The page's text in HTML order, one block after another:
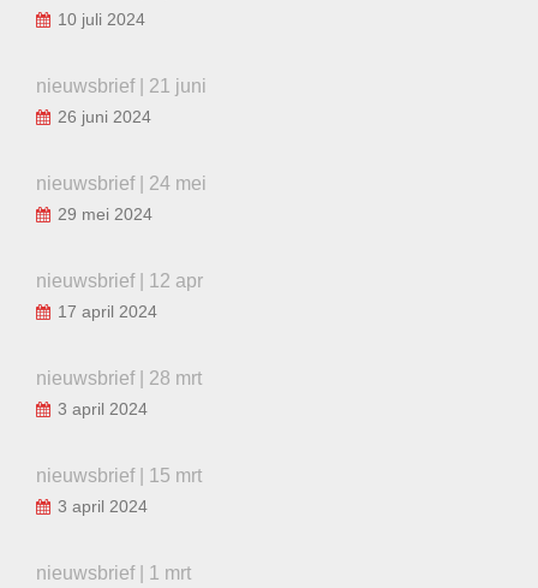
10 juli 2024
nieuwsbrief | 21 juni
26 juni 2024
nieuwsbrief | 24 mei
29 mei 2024
nieuwsbrief | 12 apr
17 april 2024
nieuwsbrief | 28 mrt
3 april 2024
nieuwsbrief | 15 mrt
3 april 2024
nieuwsbrief | 1 mrt